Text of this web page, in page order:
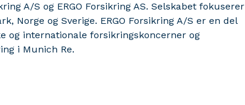
A/S og ERGO Forsikring AS. Selskabet fokuserer
Norge og Sverige. ERGO Forsikring A/S er en del
og internationale forsikringskoncerner og
i Munich Re.